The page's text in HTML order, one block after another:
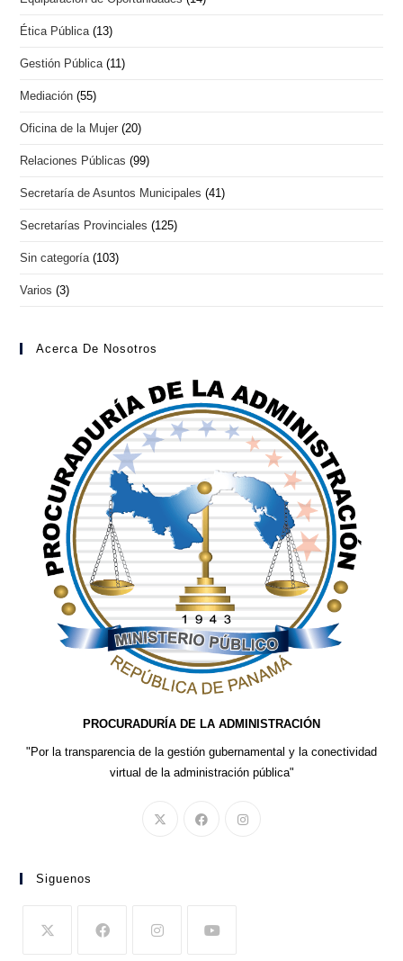
Ética Pública (13)
Gestión Pública (11)
Mediación (55)
Oficina de la Mujer (20)
Relaciones Públicas (99)
Secretaría de Asuntos Municipales (41)
Secretarías Provinciales (125)
Sin categoría (103)
Varios (3)
Acerca De Nosotros
PROCURADURÍA DE LA ADMINISTRACIÓN
"Por la transparencia de la gestión gubernamental y la conectividad
virtual de la administración pública"
Siguenos